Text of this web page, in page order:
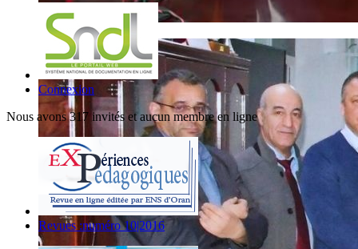
Connexion
Nous avons 317 invités et aucun membre en ligne
Revues :numéro 10|2016